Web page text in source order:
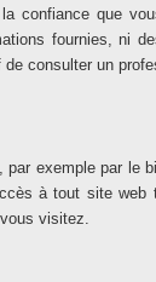
confiance que
fournies, ni
consulter un
exemple par le
à tout site
visitez.